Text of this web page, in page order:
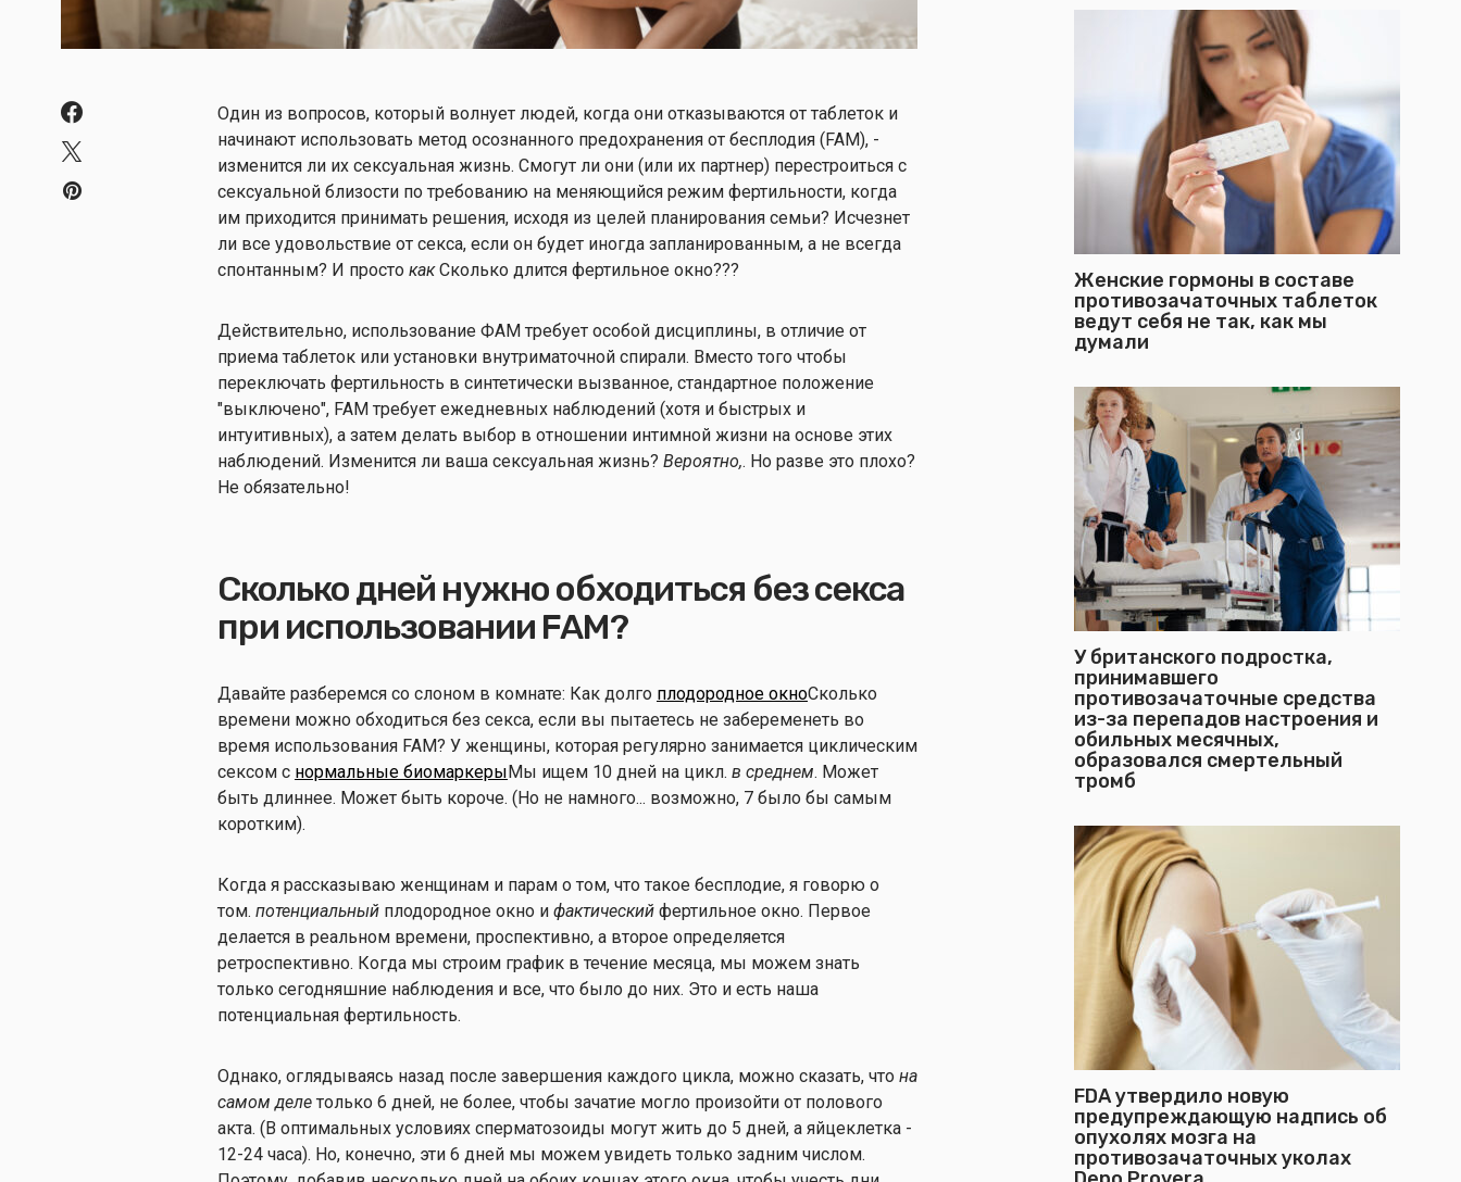
Один из вопросов, который волнует людей, когда они отказываются от таблеток и
начинают использовать метод осознанного предохранения от бесплодия (FAM), -
изменится ли их сексуальная жизнь. Смогут ли они (или их партнер) перестроиться с
сексуальной близости по требованию на меняющийся режим фертильности, когда
им приходится принимать решения, исходя из целей планирования семьи? Исчезнет
ли все удовольствие от секса, если он будет иногда запланированным, а не всегда
спонтанным? И просто какСколько длится фертильное окно???
Действительно, использование ФАМ требует особой дисциплины, в отличие от
приема таблеток или установки внутриматочной спирали. Вместо того чтобы
переключать фертильность в синтетически вызванное, стандартное положение
"выключено", FAM требует ежедневных наблюдений (хотя и быстрых и
интуитивных), а затем делать выбор в отношении интимной жизни на основе этих
наблюдений. Изменится ли ваша сексуальная жизнь? Вероятно,. Но разве это плохо?
Не обязательно!
Сколько дней нужно обходиться без секса
при использовании FAM?
Давайте разберемся со слоном в комнате: Как долго плодородное окноСколько
времени можно обходиться без секса, если вы пытаетесь не забеременеть во
время использования FAM? У женщины, которая регулярно занимается циклическим
сексом с нормальные биомаркерыМы ищем 10 дней на цикл. в среднем. Может
быть длиннее. Может быть короче. (Но не намного... возможно, 7 было бы самым
коротким).
Когда я рассказываю женщинам и парам о том, что такое бесплодие, я говорю о
том. потенциальный плодородное окно и фактический фертильное окно. Первое
делается в реальном времени, проспективно, а второе определяется
ретроспективно. Когда мы строим график в течение месяца, мы можем знать
только сегодняшние наблюдения и все, что было до них. Это и есть наша
потенциальная фертильность.
Однако, оглядываясь назад после завершения каждого цикла, можно сказать, что на
самом деле только 6 дней, не более, чтобы зачатие могло произойти от полового
акта. (В оптимальных условиях сперматозоиды могут жить до 5 дней, а яйцеклетка -
12-24 часа). Но, конечно, эти 6 дней мы можем увидеть только задним числом.
Женские гормоны в составе
противозачаточных таблеток
ведут себя не так, как мы
думали
У британского подростка,
принимавшего
противозачаточные средства
из-за перепадов настроения и
обильных месячных,
образовался смертельный
тромб
FDA утвердило новую
предупреждающую надпись об
опухолях мозга на
противозачаточных уколах